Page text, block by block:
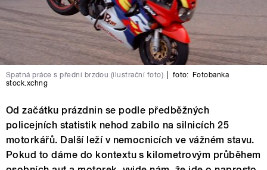
Špatná práce s přední brzdou (ilustrační foto) foto:
Fotobanka
stock.xchng
Od začátku prázdnin se podle předběžných
policejních statistik nehod zabilo na silnicích 25
motorkářů. Další leží v nemocnicích ve vážném stavu.
Pokud to dáme do kontextu s kilometrovým průběhem